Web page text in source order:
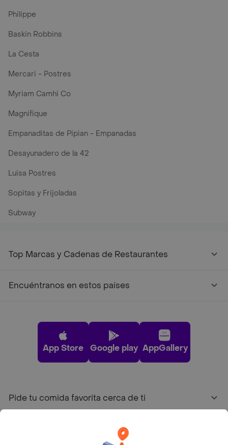
Philippe
Baskin Robbins
La Cesta
Mercari - Postres
Myriam Camhi Co
Magnifique
Empanaditas de Pipian - Empanadas
Desayunadero de la 42
Luisa Postres
Sopitas y Frijoladas
Subway
Top Marcas y Cadenas de Restaurantes
Encuéntranos en estos países
App Store Google play AppGallery
Pide tu comida favorita cerca de ti